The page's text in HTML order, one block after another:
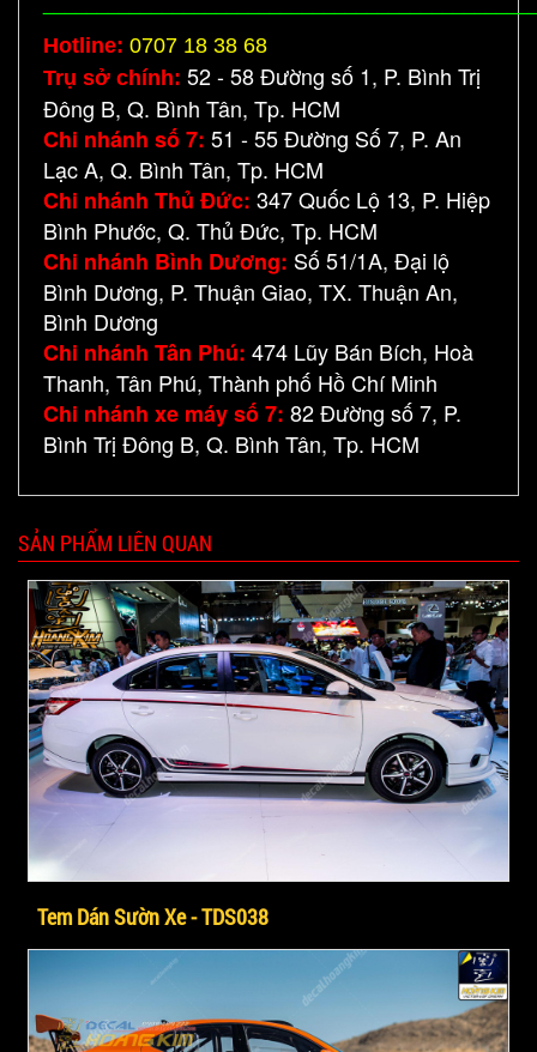
Hotline: 0707 18 38 68
Trụ sở chính: 52 - 58 Đường số 1, P. Bình Trị
Đông B, Q. Bình Tân, Tp. HCM
Chi nhánh số 7: 51 - 55 Đường Số 7, P. An
Lạc A, Q. Bình Tân, Tp. HCM
Chi nhánh Thủ Đức: 347 Quốc Lộ 13, P. Hiệp
Bình Phước, Q. Thủ Đức, Tp. HCM
Chi nhánh Bình Dương: Số 51/1A, Đại lộ
Bình Dương, P. Thuận Giao, TX. Thuận An,
Bình Dương
Chi nhánh Tân Phú: 474 Lũy Bán Bích, Hoà
Thanh, Tân Phú, Thành phố Hồ Chí Minh
Chi nhánh xe máy số 7: 82 Đường số 7, P.
Bình Trị Đông B, Q. Bình Tân, Tp. HCM
SẢN PHẨM LIÊN QUAN
Tem Dán Sườn Xe - TDS038